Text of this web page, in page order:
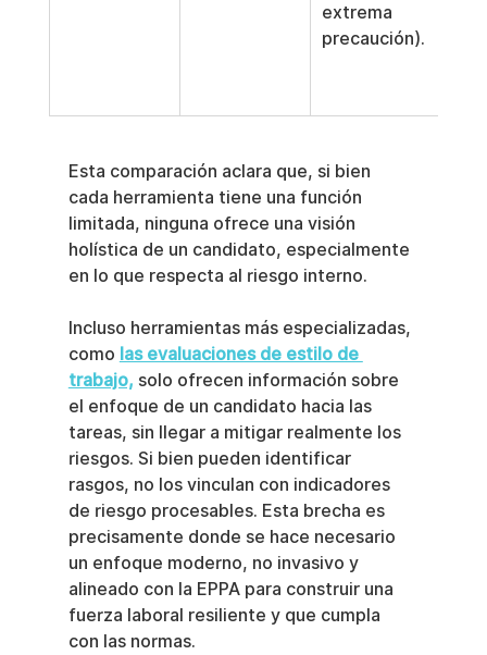
extrema
precaución).
Esta comparación aclara que, si bien
cada herramienta tiene una función
limitada, ninguna ofrece una visión
holística de un candidato, especialmente
en lo que respecta al riesgo interno.
Incluso herramientas más especializadas,
como las evaluaciones de estilo de
trabajo, solo ofrecen información sobre
el enfoque de un candidato hacia las
tareas, sin llegar a mitigar realmente los
riesgos. Si bien pueden identificar
rasgos, no los vinculan con indicadores
de riesgo procesables. Esta brecha es
precisamente donde se hace necesario
un enfoque moderno, no invasivo y
alineado con la EPPA para construir una
fuerza laboral resiliente y que cumpla
con las normas.